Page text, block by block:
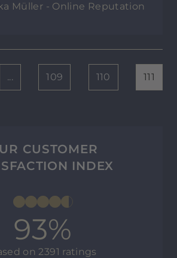
Müller - Online Reputation
... 109 110 111
CUSTOMER
INDEX
93%
on 2391 ratings